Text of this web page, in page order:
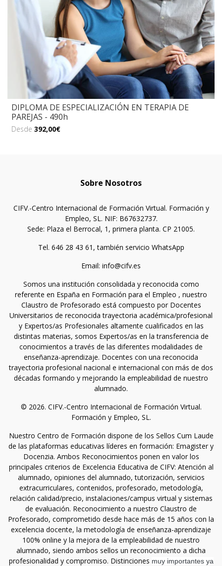
DIPLOMA DE ESPECIALIZACIÓN EN TERAPIA DE
PAREJAS - 490h
Desde 392,00€
Sobre Nosotros
CIFV.-Centro Internacional de Formación Virtual. Formación y
Empleo, SL. NIF: B67632737.
Sede: Plaza el Berrocal, 1, primera planta. CP 21005.
Tel. 646 28 43 61, también servicio WhatsApp
Email: info@cifv.es
Somos una institución consolidada y reconocida como
referente en España en Formación para el Empleo , nuestro
Claustro de Profesorado está compuesto por Docentes
Universitarios de reconocida trayectoria académica/profesional
y Expertos/as Profesionales altamente cualificados en las
distintas materias, somos Expertos/as en la transferencia de
conocimientos a través de las diferentes modalidades de
enseñanza-aprendizaje. Docentes con una reconocida
trayectoria profesional nacional e internacional con más de dos
décadas formando y mejorando la empleabilidad de nuestro
alumnado.
© 2026. CIFV.-Centro Internacional de Formación Virtual.
Formación y Empleo, SL.
Nuestro Centro de Formación dispone de los Sellos Cum Laude
de las plataformas educativas líderes en formación: Emagister y
Docenzia. Ambos Reconocimientos ponen en valor los
principales criterios de Excelencia Educativa de CIFV: Atención al
alumnado, opiniones del alumnado, tutorización, servicios
extracurriculares, contenidos, profesorado, metodología,
relación calidad/precio, instalaciones/campus virtual y sistemas
de evaluación. Reconocimiento a nuestro Claustro de
Profesorado, comprometido desde hace más de 15 años con la
excelencia docente, la metodología de enseñanza-aprendizaje
100% online y la mejora de la empleabilidad de nuestro
alumnado, siendo ambos sellos un reconocimiento a dicha
profesionalidad y compromiso. Distinciones muy importantes ya